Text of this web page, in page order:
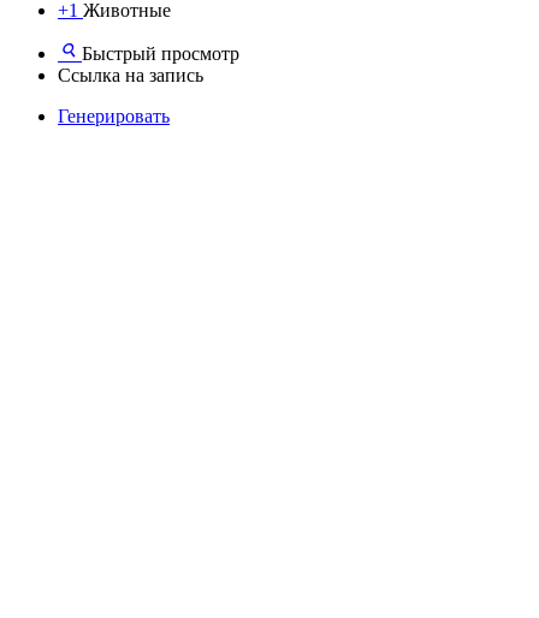
+1 Животные
Быстрый просмотр
Ссылка на запись
Генерировать